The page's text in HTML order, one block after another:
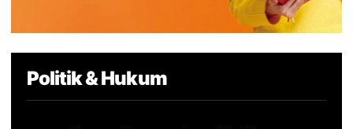
Politik & Hukum